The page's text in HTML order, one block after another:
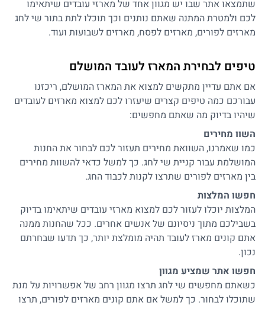
שתמצאו אתר שבו יש מגוון אחד של מארזי עובדים שיתאימו
לכם ולמטרת המתנה שאתם נותנים וכך תוכלו לתת בתור שי לחג
מארזים לפורים, מארזים לפסח, מארזים לשבועות ועוד.
טיפים לבחירת המארז לעובד המושלם
אם אתם עדיין מתקשים למצוא את המארז המושלם, ריכזנו
עבורכם כמה טיפים קצרים שיעזרו לכם למצוא מארזים לעובדים
שיהיו בדיוק מה שאתם מחפשים:
השוו מחירים
כמו שאמרנו, השוואת מחירים תעזור לכם לבחור את החנות
המושלמת עבור קניית שי לחג. כך למשל כדאי להשוות מחירים
בין מארזים לפורים שתרצו לקנות לכבוד החג.
חפשו המלצות
המלצות יוכלו לעזור לכם למצוא מארזי עובדים שיתאימו בדיוק
בשבילכם מתוך ניסיונם של אנשים אחרים. ככל שהחנות ממנה
אתם קונים מארז לעובד תהיה מומלצת יותר, כך תדעו שבחרתם
נכון.
חפשו אתר שמציע מגוון
כשאתם מחפשים שי לחג תרצו מגוון רחב של אפשרויות על מנת
שתוכלו לבחור. כך למשל אם אתם קונים מארזים לפורים, תרצו